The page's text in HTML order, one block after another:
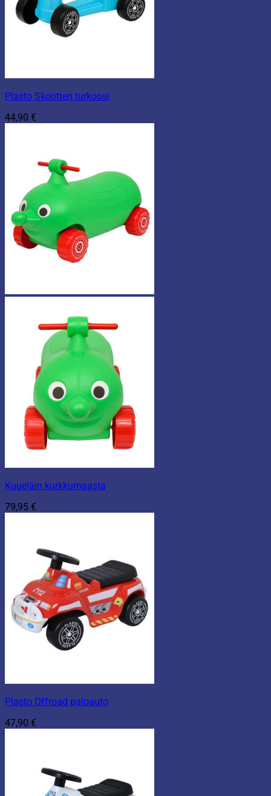
Plasto Skootteri turkoosi
44,90 €
Kuueläin kurkkumaasta
79,95 €
Plasto Offroad paloauto
47,90 €